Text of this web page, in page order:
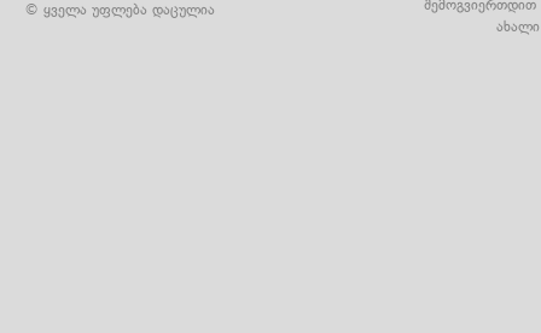
© ყველა უფლება დაცულია
შემოგვიერთდით
ახალი